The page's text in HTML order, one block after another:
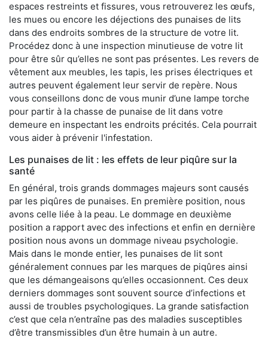
espaces restreints et fissures, vous retrouverez les œufs,
les mues ou encore les déjections des punaises de lits
dans des endroits sombres de la structure de votre lit.
Procédez donc à une inspection minutieuse de votre lit
pour être sûr qu’elles ne sont pas présentes. Les revers de
vêtement aux meubles, les tapis, les prises électriques et
autres peuvent également leur servir de repère. Nous
vous conseillons donc de vous munir d’une lampe torche
pour partir à la chasse de punaise de lit dans votre
demeure en inspectant les endroits précités. Cela pourrait
vous aider à prévenir l'infestation.
Les punaises de lit : les effets de leur piqûre sur la
santé
En général, trois grands dommages majeurs sont causés
par les piqûres de punaises. En première position, nous
avons celle liée à la peau. Le dommage en deuxième
position a rapport avec des infections et enfin en dernière
position nous avons un dommage niveau psychologie.
Mais dans le monde entier, les punaises de lit sont
généralement connues par les marques de piqûres ainsi
que les démangeaisons qu’elles occasionnent. Ces deux
derniers dommages sont souvent source d’infections et
aussi de troubles psychologiques. La grande satisfaction
c’est que cela n’entraîne pas des maladies susceptibles
d’être transmissibles d’un être humain à un autre.